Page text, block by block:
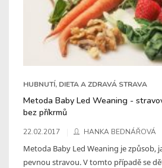
HUBNUTÍ, DIETA A ZDRAVÁ STRAVA
Metoda Baby Led Weaning -
bez příkrmů
22.02.2017 HANKA BEDNÁŘOVÁ
Metoda Baby Led Weaning je způsob,
pevnou stravou. V tomto případě se